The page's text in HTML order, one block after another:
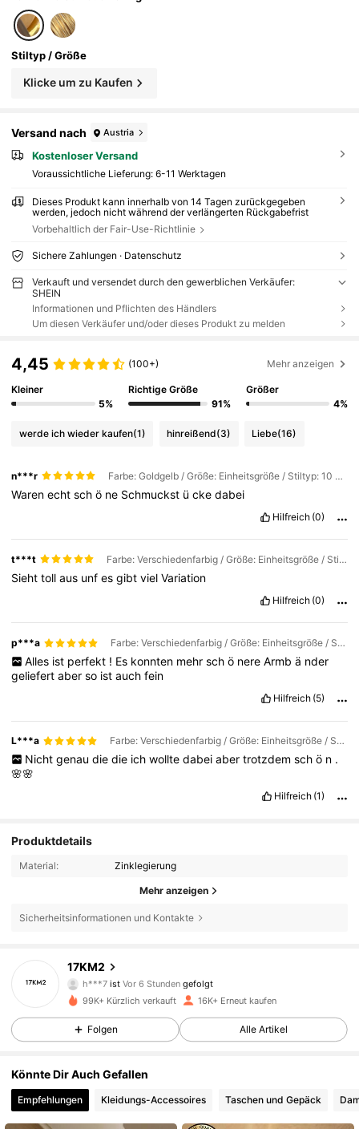
Stiltyp / Größe
Klicke um zu Kaufen
Versand nach Austria
Kostenloser Versand
Voraussichtliche Lieferung: 6-11 Werktagen
Dieses Produkt kann innerhalb von 14 Tagen zurückgegeben
werden, jedoch nicht während der verlängerten Rückgabefrist
Vorbehaltlich der Fair-Use-Richtlinie
Sichere Zahlungen · Datenschutz
Verkauft und versendet durch den gewerblichen Verkäufer:
SHEIN
Informationen und Pflichten des Händlers
Um diesen Verkäufer und/oder dieses Produkt zu melden
4,45 (100+) Mehr anzeigen
Kleiner
5%
Richtige Größe
91%
Größer
4%
werde ich wieder kaufen(1) hinreißend(3) Liebe(16)
n***r Farbe: Goldgelb / Größe: Einheitsgröße / Stiltyp: 10 Stück (zufällige Lieferung)
Warenechtschö ne Schmuckst ückedabei
Hilfreich (0)
t***t Farbe: Verschiedenfarbig / Größe: Einheitsgröße / Stiltyp: 21 Stück (zufällige Lieferung)
Siehttollaus unfesgibtvielVariation
Hilfreich (0)
p***a Farbe: Verschiedenfarbig / Größe: Einheitsgröße / Stiltyp: 16 Stück (zufällige Lieferung)
Alles ist perfekt ! Es konnten mehr sch ö nere Armb ä nder
geliefertaberso istauchfein
Hilfreich (5)
L***a Farbe: Verschiedenfarbig / Größe: Einheitsgröße / Stiltyp: 5 Stück (zufällige Lieferung)
Nicht genau die die ich wollte dabei aber trotzdem sch ö n .
🌸🌸
Hilfreich (1)
Produktdetails
Material: Zinklegierung
Mehr anzeigen
Sicherheitsinformationen und Kontakte
17KM2
h***7 ist
n***uist am Durchsuchen
4,64
3.3K Follower
4,64 3.3K Follower
99K+ Kürzlich verkauft 16K+ Erneut kaufen
Folgen Alle Artikel
Könnte Dir Auch Gefallen
Empfehlungen Kleidungs-Accessoires Taschen und Gepäck